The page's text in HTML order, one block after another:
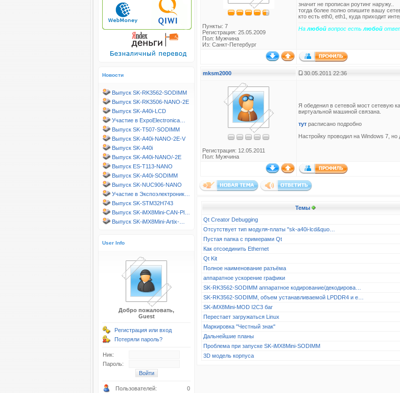
Новости
Выпуск SK-RK3562-SODIMM
Выпуск SK-RK3506-NANO-2E
Выпуск SK-A40i-LCD
Участие в ExpoElectronica…
Выпуск SK-T507-SODIMM
Выпуск SK-A40i-NANO-2E-V
Выпуск SK-A40i
Выпуск SK-A40i-NANO/-2E
Выпуск ES-T113-NANO
Выпуск SK-A40i-SODIMM
Выпуск SK-NUC906-NANO
Участие в Экспоэлектроник…
Выпуск SK-STM32H743
Выпуск SK-iMX8Mini-CAN-Pl…
Выпуск SK-iMX8Mini-Artix-…
User Info
Добро пожаловать,
Guest
Регистрация или вход
Потеряли пароль?
Ник:
Пароль:
Пользователей: 0
Пункты: 7
Регистрация: 25.05.2009
Пол: Мужчина
Из: Санкт-Петербург
значит не прописан роутинг наружу..
тогда более полно опишите вашу
кто есть eth0, eth1, куда приходит
На любой вопрос есть любой
mksm2000 30.05.2011 22:36
Регистрация: 12.05.2011
Пол: Мужчина
Я обеденил в сетевой мост сетевую
виртуальной машиной связана.
тут расписано подробно
Настройку проводил на Windows 7,
Темы
Qt Creator Debugging
Отсутствует тип модуля-платы "sk-a40i-lcd&quo…
Пустая папка с примерами Qt
Как отсоединить Ethernet
Qt Kit
Полное наименование разъёма
аппаратное ускорение графики
SK-RK3562-SODIMM аппаратное кодирование/декодирова…
SK-RK3562-SODIMM, объем устанавливаемой LPDDR4 и e…
SK-iMX8Mini-MOD I2C3 баг
Перестает загружаться Linux
Маркировка "Честный знак"
Дальнейшие планы
Проблема при запуске SK-iMX8Mini-SODIMM
3D модель корпуса